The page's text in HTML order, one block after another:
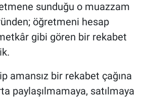
sunduğu o muazzam
öğretmeni hesap
gibi gören bir rekabet
amansız bir rekabet çağına
paylaşılmamaya, satılmaya